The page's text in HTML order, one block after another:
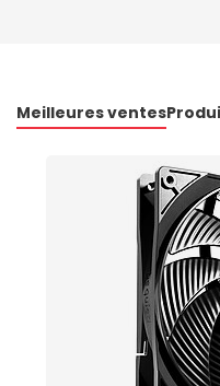
Meilleures ventes